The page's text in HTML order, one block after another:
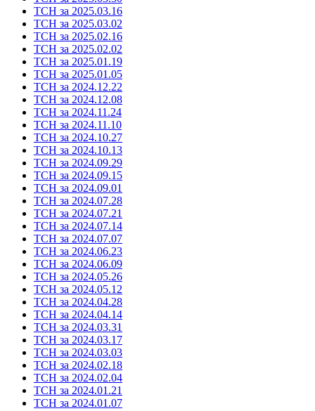
ТСН за 2025.03.16
ТСН за 2025.03.02
ТСН за 2025.02.16
ТСН за 2025.02.02
ТСН за 2025.01.19
ТСН за 2025.01.05
ТСН за 2024.12.22
ТСН за 2024.12.08
ТСН за 2024.11.24
ТСН за 2024.11.10
ТСН за 2024.10.27
ТСН за 2024.10.13
ТСН за 2024.09.29
ТСН за 2024.09.15
ТСН за 2024.09.01
ТСН за 2024.07.28
ТСН за 2024.07.21
ТСН за 2024.07.14
ТСН за 2024.07.07
ТСН за 2024.06.23
ТСН за 2024.06.09
ТСН за 2024.05.26
ТСН за 2024.05.12
ТСН за 2024.04.28
ТСН за 2024.04.14
ТСН за 2024.03.31
ТСН за 2024.03.17
ТСН за 2024.03.03
ТСН за 2024.02.18
ТСН за 2024.02.04
ТСН за 2024.01.21
ТСН за 2024.01.07